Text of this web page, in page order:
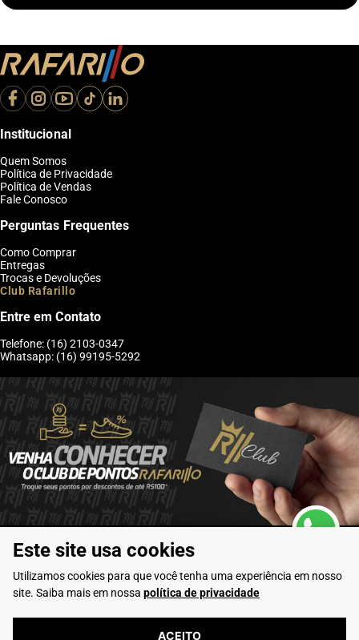
Este site usa cookies
Utilizamos cookies para que você tenha uma experiência em nosso
site. Saiba mais em nossa política de privacidade
ACEITO
Institucional
Quem Somos
Política de Privacidade
Política de Vendas
Fale Conosco
Perguntas Frequentes
Como Comprar
Entregas
Trocas e Devoluções
Club Rafarillo
Entre em Contato
Telefone: (16) 2103-0347
Whatsapp: (16) 99195-5292
6246 avaliações reais
Flamarian Comércio de Calçados LTDA - CNPJ: 10.913.950/0001-60 -